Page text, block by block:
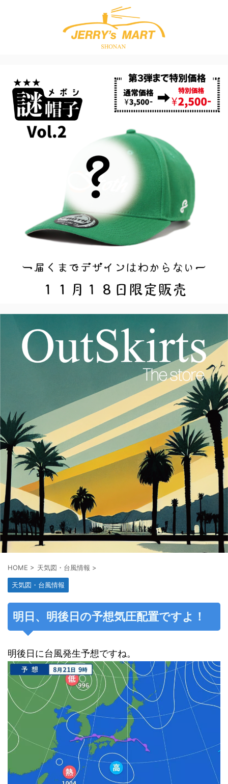
HOME > 天気図・台風情報 >
天気図・台風情報
明日、明後日の予想気圧配置ですよ！
明後日に台風発生予想ですね。